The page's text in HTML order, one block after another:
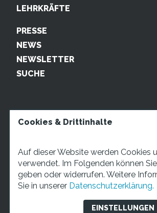
LEHRKRÄFTE
PRESSE
NEWS
NEWSLETTER
SUCHE
STARTUP TEENS Münsterstraße 5,
+49 2381 4870207 Mail:
Cookies & Drittinhalte
Auf dieser Website werden Cookies
verwendet. Im Folgenden können
geben oder widerrufen. Weitere
Sie in unserer Datenschutzerklärung.
EINSTELLUNGEN